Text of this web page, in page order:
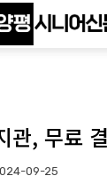
관, 무료
09-25